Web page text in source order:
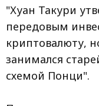
"Хуан Такури
передовым
криптовалюту,
занимался
схемой Понци".